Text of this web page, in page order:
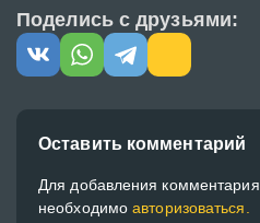
Поделись с друзьями:
Оставить комментарий
Для добавления комментария
необходимоавторизоваться.